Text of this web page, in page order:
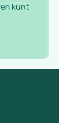
kunt